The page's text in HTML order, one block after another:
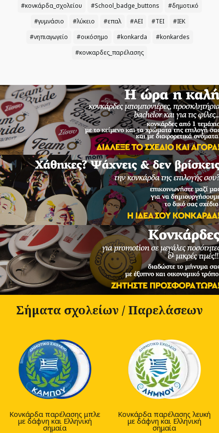
#κονκάρδα_σχολείου
#School_badge_buttons
#δημοτικό
#γυμνάσιο
#λύκειο #επαλ #ΑΕΙ #ΤΕΙ
#ΙΕΚ
#νηπιαγωγείο
#οικόσημο #konkarda
#konkardes
#κονκαρδες_παρέλασης
Σήματα σχολείων / Παρελάσεων
Κονκάρδα παρέλασης μπλε
με δάφνη και Ελληνική
σημαία
Κονκάρδα παρέλασης λευκή
με δάφνη και Ελληνική
σημαία